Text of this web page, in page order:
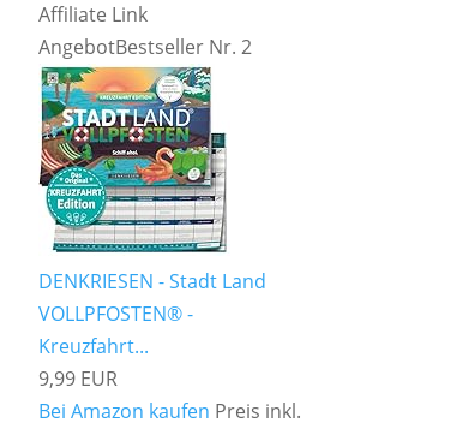
Affiliate Link
AngebotBestseller Nr. 2
DENKRIESEN - Stadt Land
VOLLPFOSTEN® -
Kreuzfahrt...
9,99 EUR
Bei Amazon kaufen Preis inkl.